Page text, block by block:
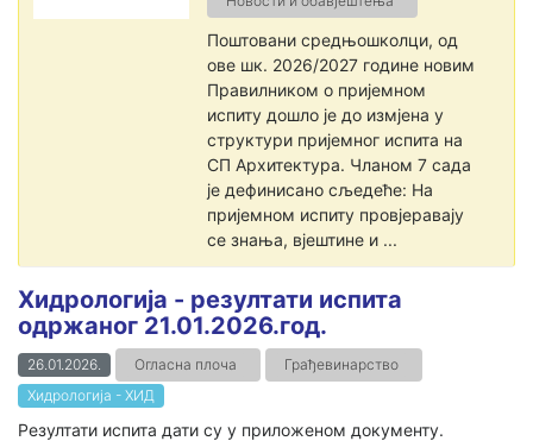
Поштовани средњошколци, од
ове шк. 2026/2027 године новим
Правилником о пријемном
испиту дошло је до измјена у
структури пријемног испита на
СП Архитектура. Чланом 7 сада
је дефинисано сљедеће: На
пријемном испиту провјеравају
се знања, вјештине и ...
Хидрологија - резултати испита
одржаног 21.01.2026.год.
26.01.2026. Огласна плоча
Грађевинарство
Хидрологија - ХИД
Резултати испита дати су у приложеном документу.